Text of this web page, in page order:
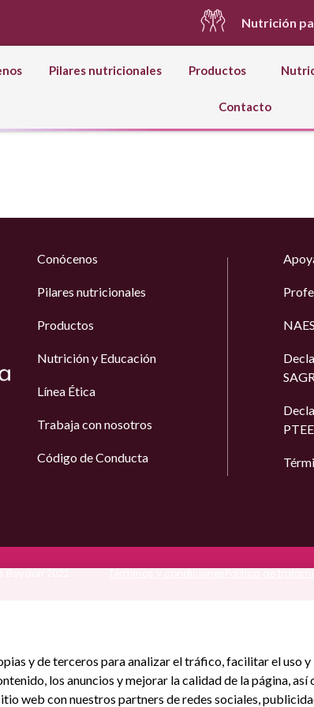
Nutrición
Pilares nutricionales Productos
Contacto
Conócenos
Pilares nutricionales
Productos
Nutrición y Educación
Línea Ética
Trabaja con nosotros
Código de Conducta
NAES
PTEE
y de terceros para analizar el tráfico, facilitar el uso
los anuncios y mejorar la calidad de la página,
web con nuestros partners de redes sociales,